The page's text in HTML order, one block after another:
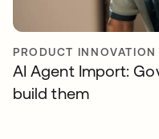
PRODUCT INNOVATION
AI Agent Import:
build them